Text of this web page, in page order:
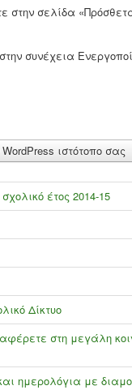
στην σελίδα
συνέχεια
ιστότοπο σας
έτος 2014-15
Δίκτυο
στη μεγάλη
ημερολόγια με